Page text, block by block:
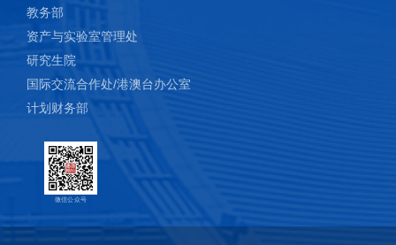
教务部
资产与实验室管理处
研究生院
国际交流合作处/港澳台办公室
计划财务部
微信公众号